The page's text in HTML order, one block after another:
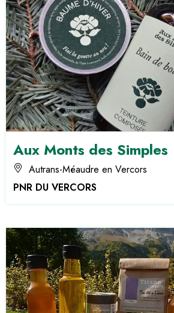
Aux Monts des Simples
Autrans-Méaudre en Vercors
PNR DU VERCORS